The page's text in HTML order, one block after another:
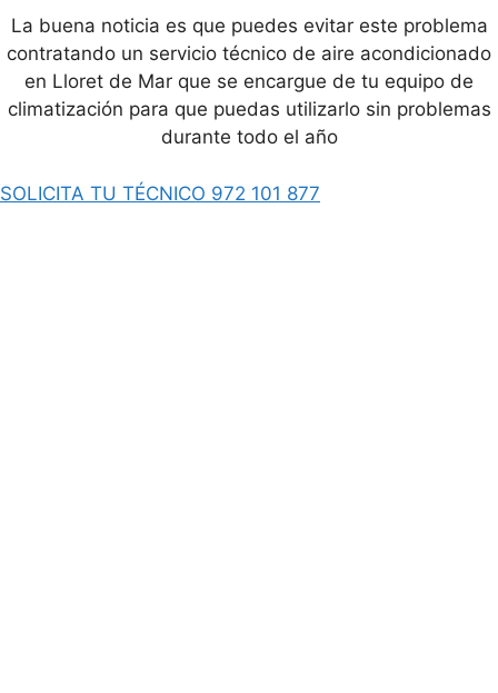
La buena noticia es que puedes evitar este problema
contratando un servicio técnico de aire acondicionado
en Lloret de Mar que se encargue de tu equipo de
climatización para que puedas utilizarlo sin problemas
durante todo el año
SOLICITA TU TÉCNICO 972 101 877